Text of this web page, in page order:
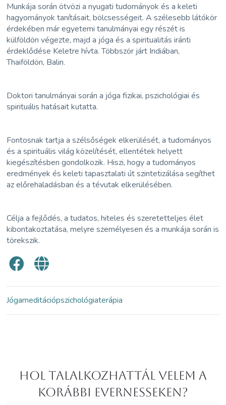
Munkája során ötvözi a nyugati tudományok és a keleti
hagyományok tanításait, bölcsességeit. A szélesebb látókör
érdekében már egyetemi tanulmányai egy részét is
külföldön végezte, majd a jóga és a spiritualitás iránti
érdeklődése Keletre hívta. Többször járt Indiában,
Thaiföldön, Balin.
Doktori tanulmányai során a jóga fizikai, pszichológiai és
spirituális hatásait kutatta.
Fontosnak tartja a szélsőségek elkerülését, a tudományos
és a spirituális világ közelítését, ellentétek helyett
kiegészítésben gondolkozik. Hiszi, hogy a tudományos
eredmények és keleti tapasztalati út szintetizálása segíthet
az előrehaladásban és a tévutak elkerülésében.
Célja a fejlődés, a tudatos, hiteles és szeretetteljes élet
kibontakoztatása, melyre személyesen és a munkája során is
törekszik.
Jógameditációpszichológiaterápia
Hol Talalkozhattál velem a
korábbi Evernesseken?